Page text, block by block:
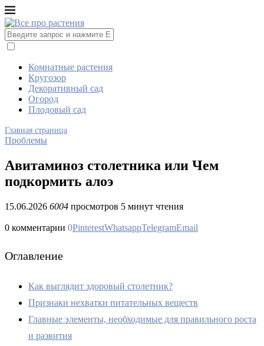
Комнатные растения
Кругозор
Декоративный сад
Огород
Плодовый сад
Главная страница
Проблемы
Авитаминоз столетника или Чем
подкормить алоэ
15.06.2026 6004 просмотров 5 минут чтения
0 комментарии 0PinterestWhatsappTelegramEmail
Оглавление
Как выглядит здоровый столетник?
Признаки нехватки питательных веществ
Главные элементы, необходимые для правильного роста
и развития